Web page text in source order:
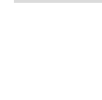
train more